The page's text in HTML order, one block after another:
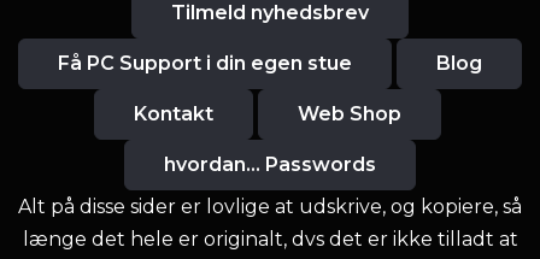
Tilmeld nyhedsbrev
Få PC Support i din egen stue Blog
Kontakt Web Shop
hvordan... Passwords
Alt på disse sider er lovlige at udskrive, og kopiere, så
længe det hele er originalt, dvs det er ikke tilladt at